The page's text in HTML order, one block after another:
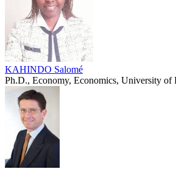
KAHINDO Salomé
Ph.D., Economy, Economics, University of